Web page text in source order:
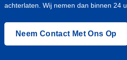
achterlaten. Wij nemen dan binnen 24
Neem Contact Met Ons Op